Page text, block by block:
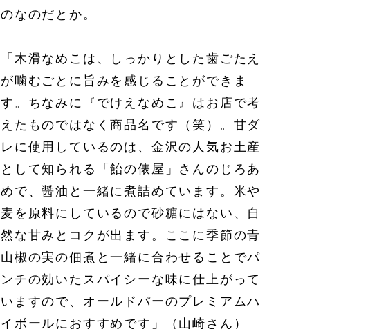
のなのだとか。
「木滑なめこは、しっかりとした歯ごたえ
が噛むごとに旨みを感じることができま
す。ちなみに『でけえなめこ』はお店で考
えたものではなく商品名です（笑）。甘ダ
レに使用しているのは、金沢の人気お土産
として知られる「飴の俵屋」さんのじろあ
めで、醤油と一緒に煮詰めています。米や
麦を原料にしているので砂糖にはない、自
然な甘みとコクが出ます。ここに季節の青
山椒の実の佃煮と一緒に合わせることでパ
ンチの効いたスパイシーな味に仕上がって
いますので、オールドパーのプレミアムハ
イボールにおすすめです」（山崎さん）